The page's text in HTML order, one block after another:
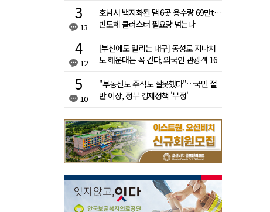
13
호남서 백지화된 댐 6곳 용수량 69만t…
반도체 클러스터 필요량 넘는다
12
[부산에도 밀리는 대구] 동성로 지나쳐
도 해운대는 꼭 간다, 외국인 관광객 16
10
"부동산도 주식도 잘못했다"…국민 절
반 이상, 정부 경제정책 '부정'